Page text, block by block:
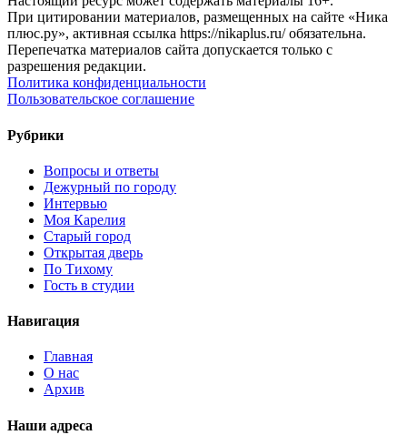
При цитировании материалов, размещенных на сайте «Ника
плюс.ру», активная ссылка https://nikaplus.ru/ обязательна.
Перепечатка материалов сайта допускается только с
разрешения редакции.
Политика конфиденциальности
Пользовательское соглашение
Рубрики
Вопросы и ответы
Дежурный по городу
Интервью
Моя Карелия
Старый город
Открытая дверь
По Тихому
Гость в студии
Навигация
Главная
О нас
Архив
Наши адреса